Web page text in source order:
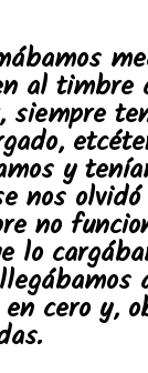
al timbre
siempre
y
nos
no
lo
cero y,